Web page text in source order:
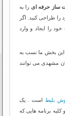
ساز حرفه ای را به
طراحی کنید. اگر
را ایجاد و وارد
این بخش ما نسب به
مشهدی می توانند
بلیط
است . یک
برنامه هایی که